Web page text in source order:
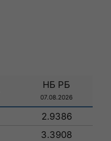
НБ РБ
07.08.2026
2.9386
3.3908